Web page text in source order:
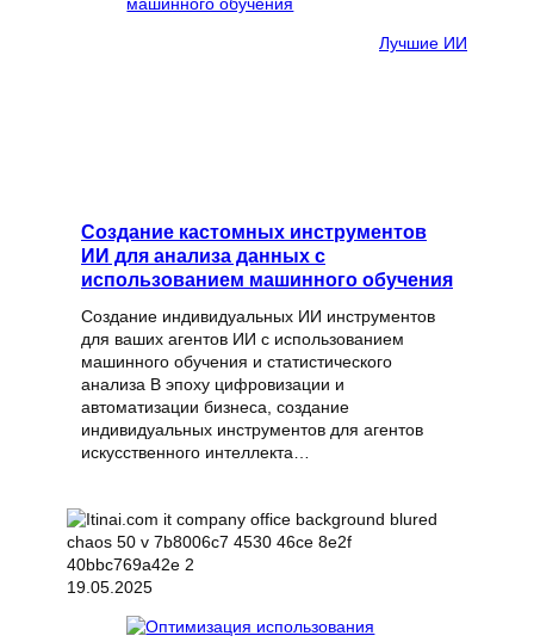
Лучшие ИИ
Создание кастомных инструментов
ИИ для анализа данных с
использованием машинного обучения
Создание индивидуальных ИИ инструментов
для ваших агентов ИИ с использованием
машинного обучения и статистического
анализа В эпоху цифровизации и
автоматизации бизнеса, создание
индивидуальных инструментов для агентов
искусственного интеллекта…
19.05.2025